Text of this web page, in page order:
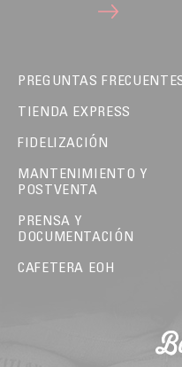
PREGUNTAS
TIENDA EXPRESS
FIDELIZACIÓN
MANTENIMIENTO Y
POSTVENTA
PRENSA Y
DOCUMENTACIÓN
CAFETERA EOH